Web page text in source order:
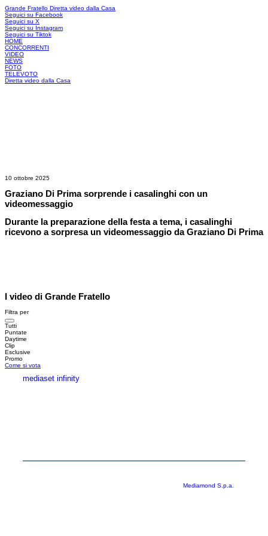
Grande Fratello Diretta video dalla Casa
Seguici su Facebook
Seguici su X
Seguici su Instagram
Seguici su Tiktok
HOME
CONCORRENTI
VIDEO
NEWS
FOTO
TELEVOTO
Diretta video dalla Casa
10 ottobre 2025
Graziano Di Prima sorprende i casalinghi con un
videomessaggio
Durante la preparazione della festa a tema, i casalinghi
ricevono a sorpresa un videomessaggio da Graziano Di Prima
I video di Grande Fratello
Filtra per
Tutti
Puntate
Daytime
Clip
Esclusive
Promo
Come si vota
mediaset infinity
Mediamond S.p.a.